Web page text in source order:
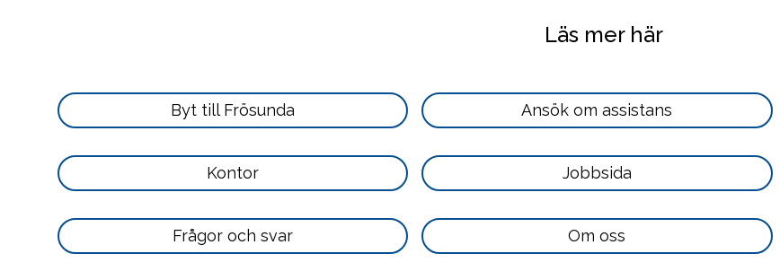
Läs mer här
Läs
mer
här
Byt till Frösunda
Läs
mer
här
Ansök om assistans
Läs
mer
här
Kontor
Läs
mer
här
Jobbsida
Läs
mer
Frågor och svar
Läs
mer
Om oss